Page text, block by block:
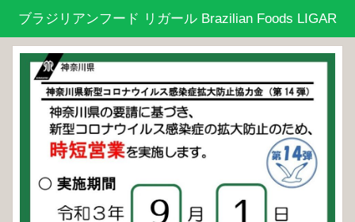
ブラジリアンフード リガール Brazilian Foods LIGAR